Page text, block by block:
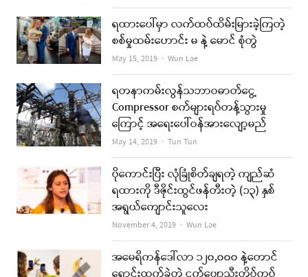
ရထားပေါ်မှာ လက်ထပ်ထိမ်းမြားခဲ့ကြတဲ့
စစ်မှုထမ်းဟောင်း မ နဲ့ မောင် စုံတွဲ
May 15, 2019 Author
Wun Lae
ရတနာကမ်းလွန်သဘာဝဓာတ်ငွေ့
Compressor စက်များရပ်တန့်သွားမှု
ကြောင့် အရေးပေါ်ဝန်အားလျော့မည်
May 14, 2019 Author
Tun Tun
ပိုကောင်းပြီး လုံခြုံစိတ်ချရတဲ့ ကျည်ဆံ
ရထားကို ဒီဇိုင်းထွင်ဖန်တီးတဲ့ (၁၃) နှစ်
အရွယ်ကျောင်းသူလေး
November 4, 2019 Author
Wun Lae
အမေရိကန်ဒေါ်လာ ၁၂၀,၀၀၀ နဲ့တောင်